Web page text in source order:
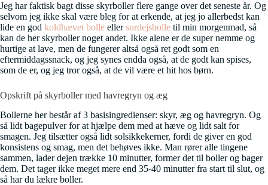
Jeg har faktisk bagt disse skyrboller flere gange over det seneste år. Og
selvom jeg ikke skal være bleg for at erkende, at jeg jo allerbedst kan
lide en god koldhævet bolle ellersurdejsbolle til min morgenmad, så
kan de her skyrboller noget andet. Ikke alene er de super nemme og
hurtige at lave, men de fungerer altså også ret godt som en
eftermiddagssnack, og jeg synes endda også, at de godt kan spises,
som de er, og jeg tror også, at de vil være et hit hos børn.
Opskrift på skyrboller med havregryn og æg
Bollerne her består af 3 basisingredienser: skyr, æg og havregryn. Og
så lidt bagepulver for at hjælpe dem med at hæve og lidt salt for
smagen. Jeg tilsætter også lidt solsikkekerner, fordi de giver en god
konsistens og smag, men det behøves ikke. Man rører alle tingene
sammen, lader dejen trække 10 minutter, former det til boller og bager
dem. Det tager ikke meget mere end 35-40 minutter fra start til slut, og
så har du lækre boller.